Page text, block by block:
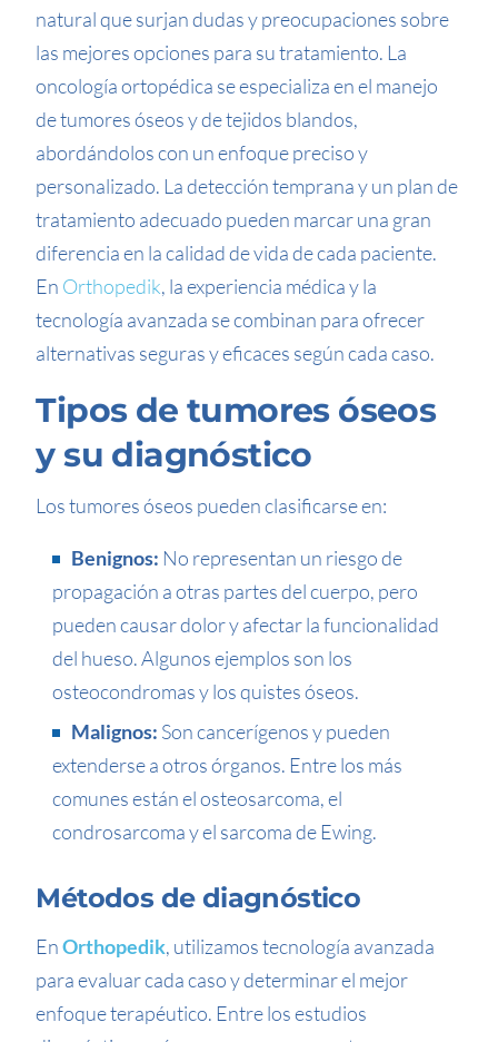
natural que surjan dudas y preocupaciones sobre
las mejores opciones para su tratamiento. La
oncología ortopédica se especializa en el manejo
de tumores óseos y de tejidos blandos,
abordándolos con un enfoque preciso y
personalizado. La detección temprana y un plan de
tratamiento adecuado pueden marcar una gran
diferencia en la calidad de vida de cada paciente.
En Orthopedik, la experiencia médica y la
tecnología avanzada se combinan para ofrecer
alternativas seguras y eficaces según cada caso.
Tipos de tumores óseos
y su diagnóstico
Los tumores óseos pueden clasificarse en:
Benignos: No representan un riesgo de
propagación a otras partes del cuerpo, pero
pueden causar dolor y afectar la funcionalidad
del hueso. Algunos ejemplos son los
osteocondromas y los quistes óseos.
Malignos: Son cancerígenos y pueden
extenderse a otros órganos. Entre los más
comunes están el osteosarcoma, el
condrosarcoma y el sarcoma de Ewing.
Métodos de diagnóstico
EnOrthopedik, utilizamos tecnología avanzada
para evaluar cada caso y determinar el mejor
enfoque terapéutico. Entre los estudios